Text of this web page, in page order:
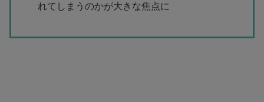
れてしまうのかが大きな焦点に